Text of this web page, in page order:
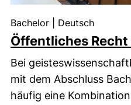
Öffentliches Recht
Bachelor Deutsch
Bei
mit dem Abschluss
häufig eine